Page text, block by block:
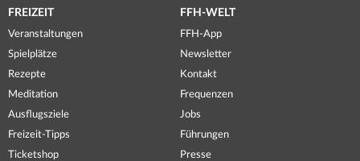
FREIZEIT
Veranstaltungen
Spielplätze
Rezepte
Meditation
Ausflugsziele
Freizeit-Tipps
Ticketshop
FFH-WELT
FFH-App
Newsletter
Kontakt
Frequenzen
Jobs
Führungen
Presse